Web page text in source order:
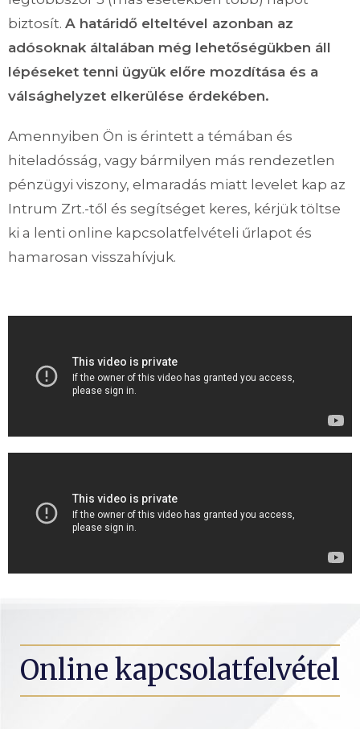
biztosít. A határidő elteltével azonban az
adósoknak általában még lehetőségükben áll
lépéseket tenni ügyük előre mozdítása és a
válsághelyzet elkerülése érdekében.
Amennyiben Ön is érintett a témában és
hiteladósság, vagy bármilyen más rendezetlen
pénzügyi viszony, elmaradás miatt levelet kap az
Intrum Zrt.-től és segítséget keres, kérjük töltse
ki a lenti online kapcsolatfelvételi űrlapot és
hamarosan visszahívjuk.
Online kapcsolatfelvétel